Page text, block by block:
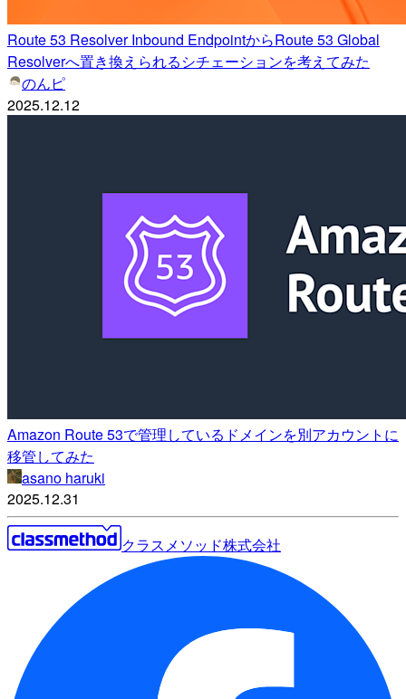
Route 53 Resolver Inbound EndpointからRoute 53 Global
Resolverへ置き換えられるシチェーションを考えてみた
のんピ
2025.12.12
Amazon Route 53で管理しているドメインを別アカウントに
移管してみた
asano haruki
2025.12.31
クラスメソッド株式会社